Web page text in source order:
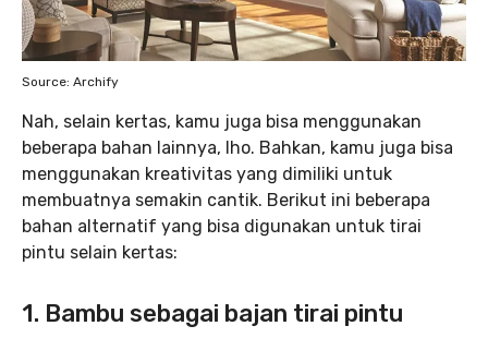
Source: Archify
Nah, selain kertas, kamu juga bisa menggunakan
beberapa bahan lainnya, lho. Bahkan, kamu juga bisa
menggunakan kreativitas yang dimiliki untuk
membuatnya semakin cantik. Berikut ini beberapa
bahan alternatif yang bisa digunakan untuk tirai
pintu selain kertas:
1. Bambu sebagai bajan tirai pintu